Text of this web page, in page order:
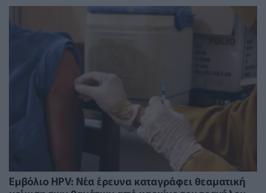
Εμβόλιο HPV: Νέα έρευνα καταγράφει θεαματική